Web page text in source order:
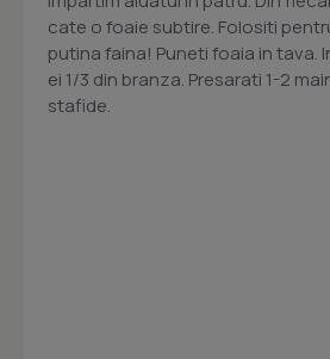
cate o foaie subtire. Folositi
putina faina! Puneti foaia in tava.
ei 1/3 din branza. Presarati 1-2
stafide.